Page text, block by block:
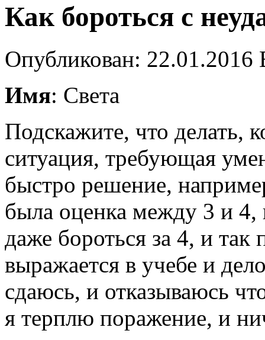
Как бороться с
Опубликован:
Имя: Света
Подскажите, что делать,
ситуация, требующая
быстро решение,
была оценка между 3 и 4,
даже бороться за 4, и
выражается в учебе и
сдаюсь, и отказываюсь
я терплю поражение, и